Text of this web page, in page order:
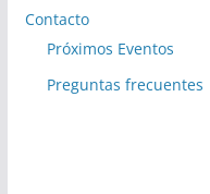
Contacto
Próximos Eventos
Preguntas frecuentes